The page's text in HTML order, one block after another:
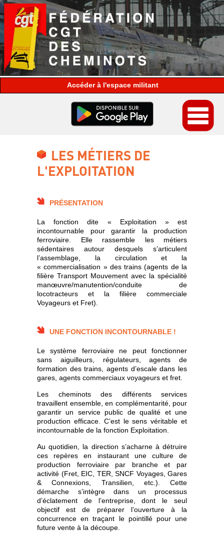
espace militant
LES MÉTIERS DE
L'EXPLOITATION
PRÉSENTATION
La fonction dite « Exploitation » est
incontournable pour garantir la production
ferroviaire. Elle rassemble les métiers
sédentaires autour desquels s’articulent
l’assemblage, la circulation et la
« commercialisation » des trains (agents de la
filière Transport Mouvement avec la spécialité
manœuvre/manutention/conduite de
locotracteurs et la filière commerciale
Voyageurs et Fret).
UNE FONCTION INCONTOURNABLE !
Le système ferroviaire ne peut fonctionner
sans aiguilleurs, régulateurs, agents de
formation des trains, agents d’escale dans les
gares, agents commerciaux voyageurs et fret.
Les cheminots des différents services
travaillent ensemble, en complémentarité, pour
garantir un service public de qualité et une
production efficace. C’est le sens véritable et
incontournable de la fonction Exploitation.
Au quotidien, la direction s’acharne à détruire
ces repères en instaurant une culture de
production ferroviaire par branche et par
activité (Fret, EIC, TER, SNCF Voyages, Gares
& Connexions, Transilien, etc.). Cette
démarche s’intègre dans un processus
d’éclatement de l’entreprise, dont le seul
objectif est de préparer l’ouverture à la
concurrence en traçant le pointillé pour une
future vente à la découpe.